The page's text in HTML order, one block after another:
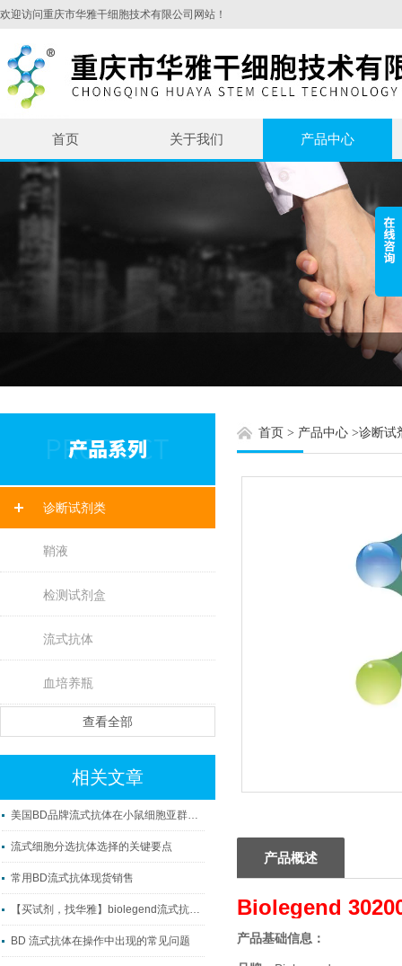
欢迎访问重庆市华雅干细胞技术有限公司网站！
首页 关于我们 产品中心
诊断试剂类
鞘液
检测试剂盒
流式抗体
血培养瓶
查看全部
相关文章
美国BD品牌流式抗体在小鼠细胞亚群研究中的应用与试剂选型指南
流式细胞分选抗体选择的关键要点
常用BD流式抗体现货销售
【买试剂，找华雅】biolegend流式抗体系列
BD 流式抗体在操作中出现的常见问题
首页 > 产品中心 >诊断试
产品概述
Biolegend
产品基础信息：